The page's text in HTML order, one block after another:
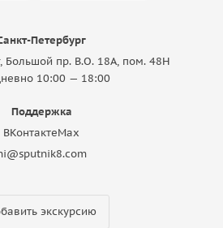
Петербург
Большой пр. В.О. 18A, пом. 48Н
10:00 — 18:00
Поддержка
ВКонтактеMax
экскурсию